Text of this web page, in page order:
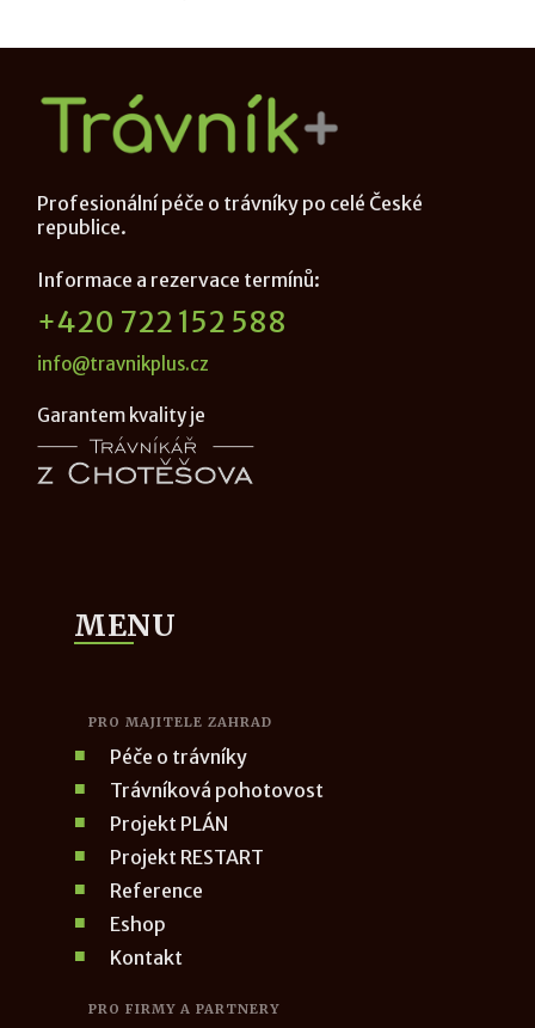
Profesionální péče o trávníky po celé České
republice.
Informace a rezervace termínů:
+420 722 152 588
info@travnikplus.cz
Garantem kvality je
MENU
PRO MAJITELE ZAHRAD
Péče o trávníky
Trávníková pohotovost
Projekt PLÁN
Projekt RESTART
Reference
Eshop
Kontakt
PRO FIRMY A PARTNERY